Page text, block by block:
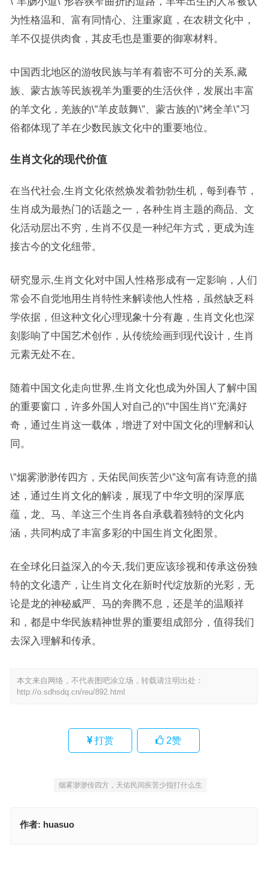
为性格温和、富有同情心、注重家庭，在农耕文化中，
羊不仅提供肉食，其皮毛也是重要的御寒材料。
中国西北地区的游牧民族与羊有着密不可分的关系,藏
族、蒙古族等民族视羊为重要的生活伙伴，发展出丰富
的羊文化，羌族的\”羊皮鼓舞\”、蒙古族的\”烤全羊\”习
俗都体现了羊在少数民族文化中的重要地位。
生肖文化的现代价值
在当代社会,生肖文化依然焕发着勃勃生机，每到春节，
生肖成为最热门的话题之一，各种生肖主题的商品、文
化活动层出不穷，生肖不仅是一种纪年方式，更成为连
接古今的文化纽带。
研究显示,生肖文化对中国人性格形成有一定影响，人们
常会不自觉地用生肖特性来解读他人性格，虽然缺乏科
学依据，但这种文化心理现象十分有趣，生肖文化也深
刻影响了中国艺术创作，从传统绘画到现代设计，生肖
元素无处不在。
随着中国文化走向世界,生肖文化也成为外国人了解中国
的重要窗口，许多外国人对自己的\”中国生肖\”充满好
奇，通过生肖这一载体，增进了对中国文化的理解和认
同。
\”烟雾渺渺传四方，天佑民间疾苦少\”这句富有诗意的描
述，通过生肖文化的解读，展现了中华文明的深厚底
蕴，龙、马、羊这三个生肖各自承载着独特的文化内
涵，共同构成了丰富多彩的中国生肖文化图景。
在全球化日益深入的今天,我们更应该珍视和传承这份独
特的文化遗产，让生肖文化在新时代绽放新的光彩，无
论是龙的神秘威严、马的奔腾不息，还是羊的温顺祥
和，都是中华民族精神世界的重要组成部分，值得我们
去深入理解和传承。
本文来自网络，不代表图吧涂立场，转载请注明出处：
http://o.sdhsdq.cn/reu/892.html
打赏 2赞
烟雾渺渺传四方，天佑民间疾苦少指打什么生
作者: huasuo